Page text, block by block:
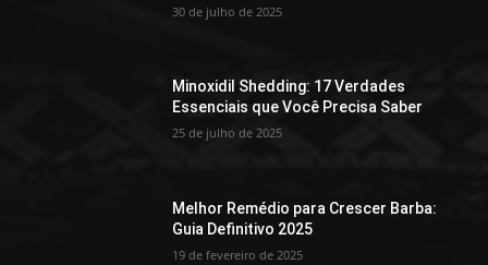
30 de julho de 2025
Minoxidil Shedding: 17 Verdades
Essenciais que Você Precisa Saber
25 de julho de 2025
Melhor Remédio para Crescer Barba:
Guia Definitivo 2025
19 de fevereiro de 2025